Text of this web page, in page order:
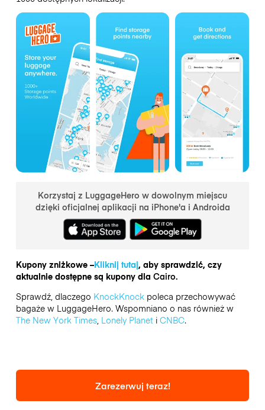
Korzystaj z LuggageHero w dowolnym miejscu
dzięki oficjalnej aplikacji na iPhone'a i Androida
Kupony zniżkowe –Kliknij tutaj, aby sprawdzić, czy
aktualnie dostępne są kupony dla Cairo.
Sprawdź, dlaczego KnockKnockpoleca przechowywać
bagaże w LuggageHero. Wspomniano o nas również w
The New York Times, Lonely Planeti CNBC.
Zarezerwuj teraz!